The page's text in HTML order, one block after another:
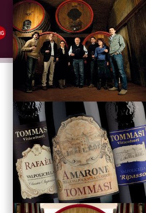
La Famiglia